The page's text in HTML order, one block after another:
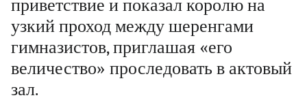
приветствие и показал королю на
узкий проход между шеренгами
гимназистов, приглашая «его
величество» проследовать в актовый
зал.